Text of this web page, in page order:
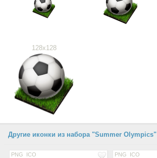
128x128
Другие иконки из набора "Summer Olympics"
PNG ICO PNG ICO